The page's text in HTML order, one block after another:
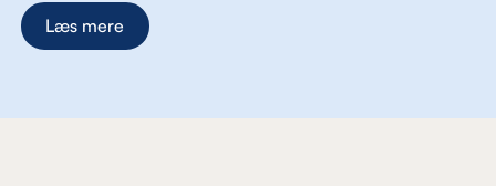
Læs mere